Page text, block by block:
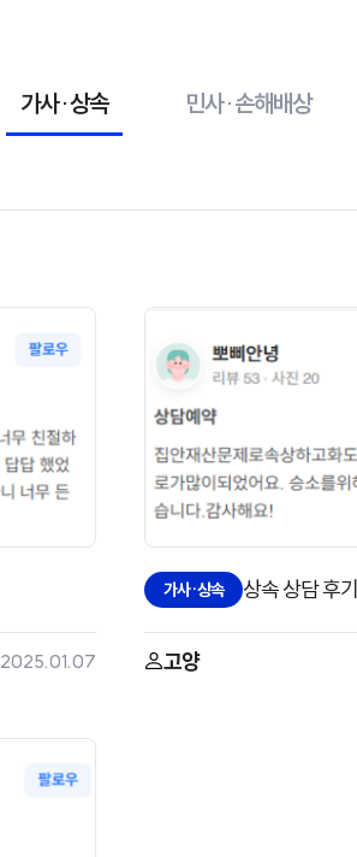
가사·상속 민사·손해배상
2025.01.07
가사·상속 상속 상담 후기
고양